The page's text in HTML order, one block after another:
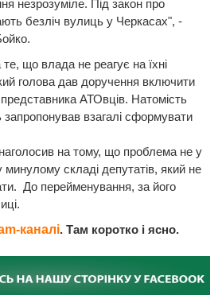
незрозуміле. Під закон про
безліч вулиць у Черкасах", -
те, що влада не реагує на їхні
голова дав доручення включити
представника АТОвців. Натомість
взагалі сформувати
на тому, що проблема не у
у минулому складі депутатів, який не
До перейменування, за його
каналі. Там коротко і ясно.